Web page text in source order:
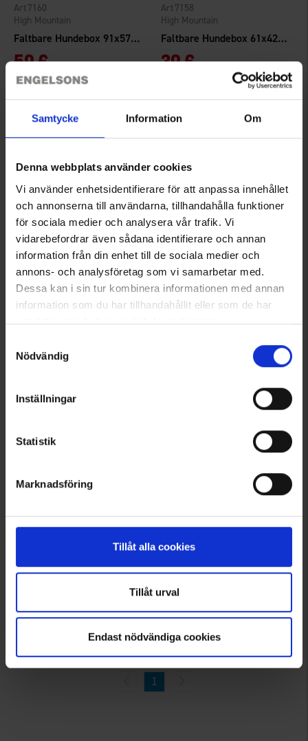
Samtycke Information Om
Denna webbplats använder cookies
Vi använder enhetsidentifierare för att anpassa innehållet
och annonserna till användarna, tillhandahålla funktioner
för sociala medier och analysera vår trafik. Vi
vidarebefordrar även sådana identifierare och annan
information från din enhet till de sociala medier och
annons- och analysföretag som vi samarbetar med.
Dessa kan i sin tur kombinera informationen med annan
information som du har tillhandahållit eller som de har
samlat in när du har använt deras tjänster.
Nödvändig
Inställningar
Statistik
Marknadsföring
Tillåt alla cookies
Tillåt urval
Endast nödvändiga cookies
Faltbare Hundebox 91x57x63,5cm
High Mountain
7160
59 €
Bewertung: 4.3 von 5 Sternen
Faltbare Hundebox 61x42x48,5cm
High Mountain
7158
39 €
4.6 von 5 Sternen
High Mountain
7157
29 €
High Mountain
7161
69 €
8532
449 €
1